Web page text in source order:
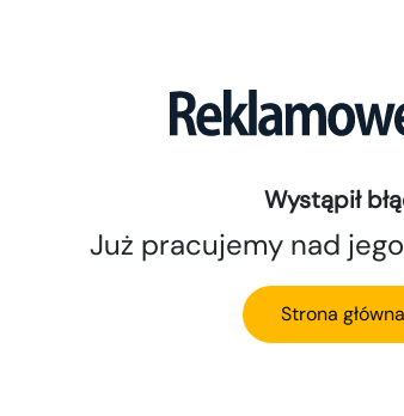
Wystąpił
Już pracujemy nad
Strona główna